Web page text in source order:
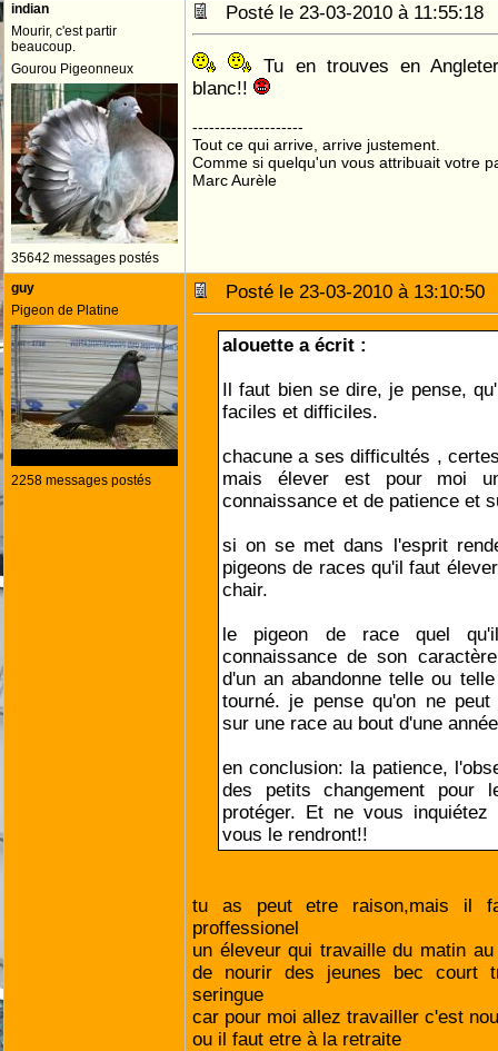
indian
Mourir, c'est partir
beaucoup.
Gourou Pigeonneux
35642 messages postés
Posté le 23-03-2010 à
Tu en trouves en
blanc!!
--------------------
Tout ce qui arrive, arrive justement.
Comme si quelqu'un vous attribuait votre
Marc Aurèle
guy
Pigeon de Platine
2258 messages postés
Posté le 23-03-2010 à
alouette a écrit :
Il faut bien se dire, je pense,
faciles et difficiles.
chacune a ses difficultés ,
mais élever est pour moi
connaissance et de patience et
si on se met dans l'esprit
pigeons de races qu'il faut
chair.
le pigeon de race quel
connaissance de son
d'un an abandonne telle ou
tourné. je pense qu'on ne peut
sur une race au bout d'une
en conclusion: la patience,
des petits changement pour
protéger. Et ne vous
vous le rendront!!
tu as peut etre raison,mais il
proffessionel
un éleveur qui travaille du matin
de nourir des jeunes bec court
seringue
car pour moi allez travailler c'est
ou il faut etre à la retraite